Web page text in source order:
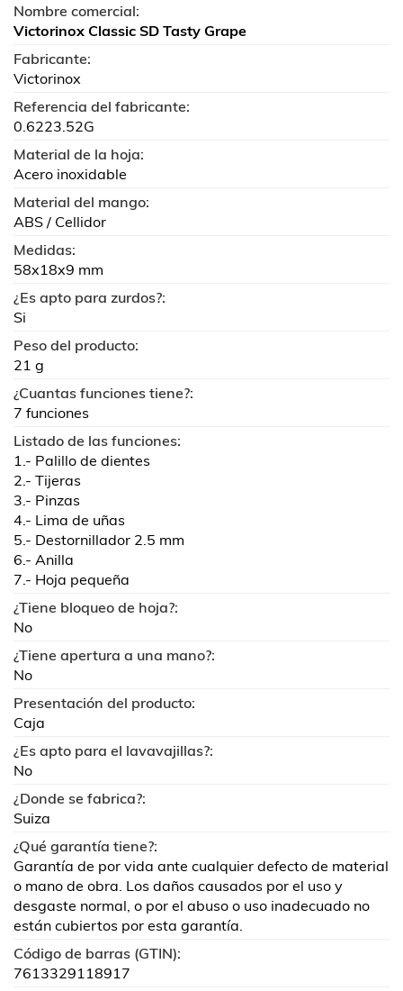
Nombre comercial:
Victorinox Classic SD Tasty Grape
Fabricante:
Victorinox
Referencia del fabricante:
0.6223.52G
Material de la hoja:
Acero inoxidable
Material del mango:
ABS / Cellidor
Medidas:
58x18x9 mm
¿Es apto para zurdos?:
Si
Peso del producto:
21 g
¿Cuantas funciones tiene?:
7 funciones
Listado de las funciones:
1.- Palillo de dientes
2.- Tijeras
3.- Pinzas
4.- Lima de uñas
5.- Destornillador 2.5 mm
6.- Anilla
7.- Hoja pequeña
¿Tiene bloqueo de hoja?:
No
¿Tiene apertura a una mano?:
No
Presentación del producto:
Caja
¿Es apto para el lavavajillas?:
No
¿Donde se fabrica?:
Suiza
¿Qué garantía tiene?:
Garantía de por vida ante cualquier defecto de material
o mano de obra. Los daños causados por el uso y
desgaste normal, o por el abuso o uso inadecuado no
están cubiertos por esta garantía.
Código de barras (GTIN):
7613329118917